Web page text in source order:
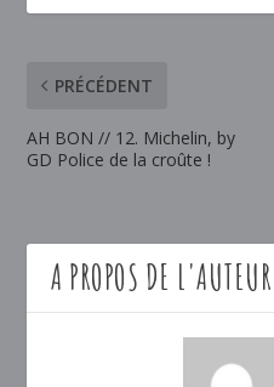
PRÉCÉDENT
AH BON // 12. Michelin, by
GD Police de la croûte !
A PROPOS DE L'AUTEUR